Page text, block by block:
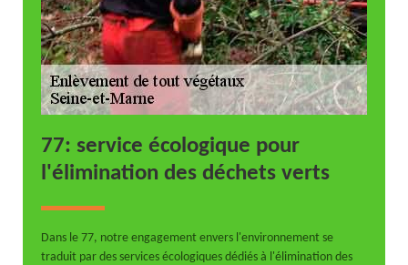
77: service écologique pour
l'élimination des déchets verts
Dans le 77, notre engagement envers l'environnement se
traduit par des services écologiques dédiés à l'élimination des